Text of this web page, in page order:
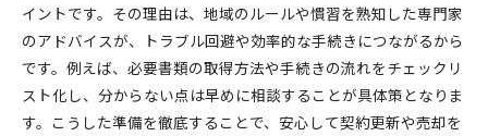
イントです。その理由は、地域のルールや慣習を熟知した専門家
のアドバイスが、トラブル回避や効率的な手続きにつながるから
です。例えば、必要書類の取得方法や手続きの流れをチェックリ
スト化し、分からない点は早めに相談することが具体策となりま
す。こうした準備を徹底することで、安心して契約更新や売却を